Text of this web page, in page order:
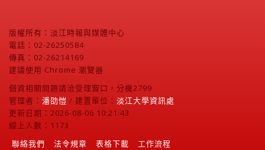
版權所有：淡江時報與媒體中心
電話：02-26250584
傳真：02-26214169
建議使用 Chrome 瀏覽器
個資相關問題請洽受理窗口，分機2799
管理者： 潘劭愷 / 建置單位： 淡江大學資訊處
更新日期：2026-08-06 10:21:43
線上人數：1173
聯絡我們
法令規章 表格下載 工作流程